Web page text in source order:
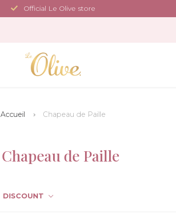
Official Le Olive store
Accueil Chapeau de Paille
Chapeau de Paille
DISCOUNT